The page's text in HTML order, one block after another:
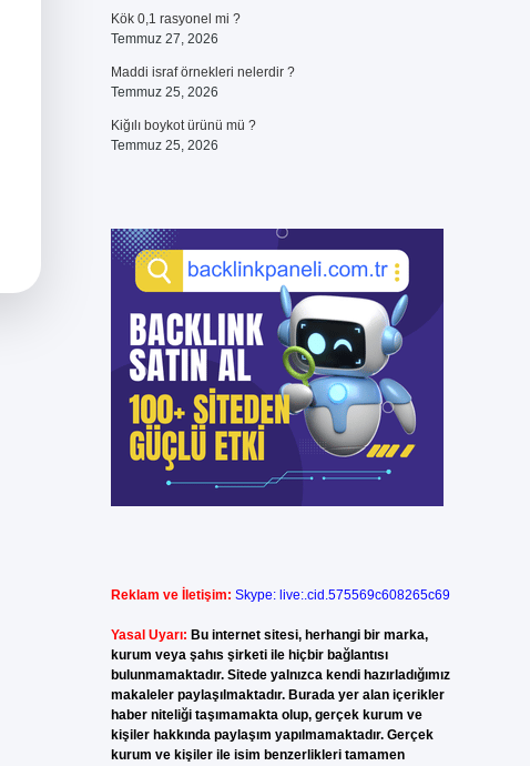
Kök 0,1 rasyonel mi ?
Temmuz 27, 2026
Maddi israf örnekleri nelerdir ?
Temmuz 25, 2026
Kiğılı boykot ürünü mü ?
Temmuz 25, 2026
Reklam ve İletişim: Skype: live:.cid.575569c608265c69
Yasal Uyarı: Bu internet sitesi, herhangi bir marka,
kurum veya şahıs şirketi ile hiçbir bağlantısı
bulunmamaktadır. Sitede yalnızca kendi hazırladığımız
makaleler paylaşılmaktadır. Burada yer alan içerikler
haber niteliği taşımamakta olup, gerçek kurum ve
kişiler hakkında paylaşım yapılmamaktadır. Gerçek
kurum ve kişiler ile isim benzerlikleri tamamen